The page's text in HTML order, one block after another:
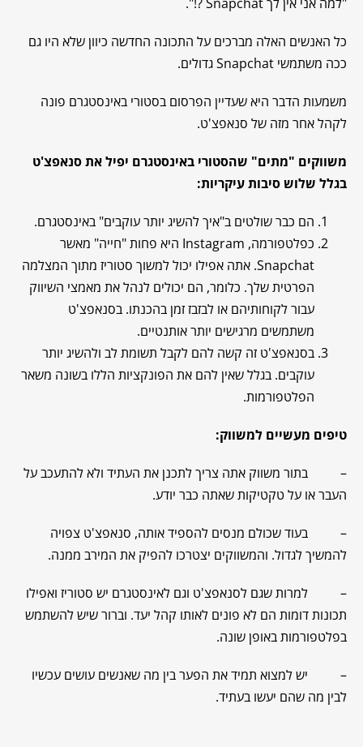
כל האנשים האלה מברכים על התכונה החדשה כיוון שלא היו גם
ככה משתמשי Snapchat גדולים.
משמעות הדבר היא שעדיין הפרסום בסטורי באינסטגרם פונה
לקהל אחר מזה של סנאפצ'ט.
משווקים "מתים" שהסטורי באינסטגרם יפיל את סנאפצ'ט
בגלל שלוש סיבות עיקריות:
הם כבר שולטים ב"איך להשיג יותר עוקבים" באינסטגרם.
כפלטפורמה, Instagram היא פחות "חייה" מאשר
Snapchat. אתה אפילו יכול למשוך סטוריז מתוך המצלמה
הפרטית שלך. כלומר, הם יכולים לנהל את מאמצי השיווק
עבור לקוחותיהם או לבזבז זמן בהכנתו. בסנאפצ'ט
משתמשים מרגישים יותר אותנטיים.
בסנאפצ'ט זה קשה להם לקבל תשומת לב ולהשיג יותר
עוקבים. בגלל שאין להם את הפונקציות הללו בשונה משאר
הפלטפורמות.
טיפים מעשיים למשווק:
– בתור משווק אתה צריך לתכנן את העתיד ולא להתעכב על
העבר או על טקטיקות שאתה כבר יודע.
– בעוד שכולם מנסים להספיד אותה, סנאפצ'ט צפויה
להמשיך לגדול. והמשווקים יצטרכו להפיק את המירב ממנה.
– למרות שגם לסנאפצ'ט וגם לאינסטגרם יש סטוריז ואפילו
תכונות דומות הם לא פונים לאותו קהל יעד. וברור שיש להשתמש
בפלטפורמות באופן שונה.
– יש למצוא תמיד את הפער בין מה שאנשים עושים עכשיו
לבין מה שהם יעשו בעתיד.